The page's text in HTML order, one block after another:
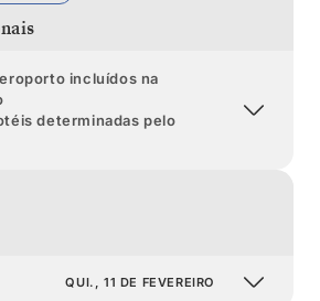
incluídos na
determinadas pelo
QUI., 11 DE FEVEREIRO